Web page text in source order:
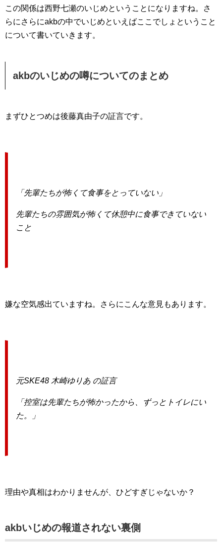
この関係は西野七瀬のいじめということになりますね。さ
らにさらにakbの中でいじめといえばここでしょということ
について書いていきます。
akbのいじめの噂についてのまとめ
まずひとつめは後藤真由子の証言です。
「先輩たちが怖くて食事をとっていない」
先輩たちの雰囲気が怖くて休憩中に食事できていない
こと
嫌な空気感出ていますね。さらにこんな意見もあります。
元SKE48 木崎ゆりあ の証言
「控室は先輩たちが怖かったから、ずっとトイレにい
た。」
理由や真相はわかりませんが、ひどすぎじゃないか？
akbいじめの報道されない裏側